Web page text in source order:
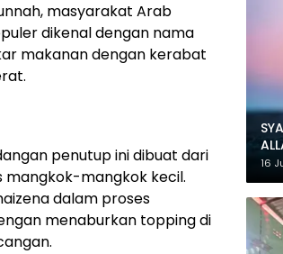
masyarakat Arab
dikenal dengan nama
makanan dengan kerabat
penutup ini dibuat dari
mangkok-mangkok kecil.
dalam proses
menaburkan topping di
16